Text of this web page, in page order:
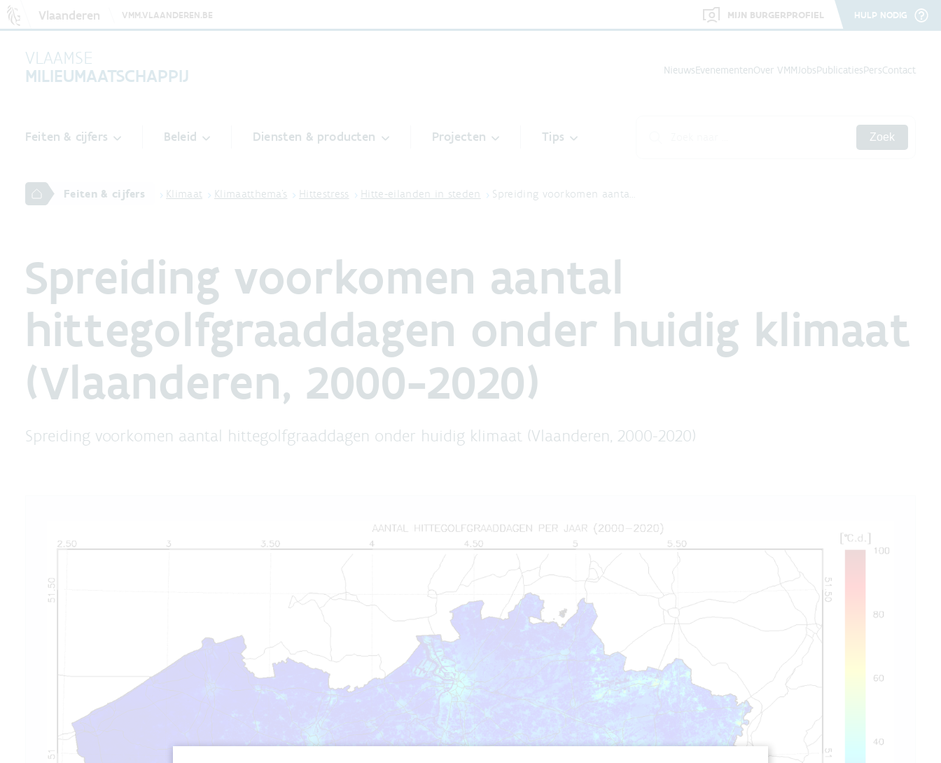
Vlaanderen VMM.VLAANDEREN.BE MIJN BURGERPROFIEL HULP NODIG
VLAAMSE
MILIEUMAATSCHAPPIJ
NieuwsEvenementenOver VMMJobsPublicatiesPersContact
Feiten & cijfers Beleid Diensten & producten Projecten Tips Zoek
Feiten & cijfers Klimaat Klimaatthema's Hittestress Hitte-eilanden in steden Spreiding voorkomen aanta…
Spreiding voorkomen aantal
hittegolfgraaddagen onder huidig klimaat
(Vlaanderen, 2000-2020)
Spreiding voorkomen aantal hittegolfgraaddagen onder huidig klimaat (Vlaanderen, 2000-2020)